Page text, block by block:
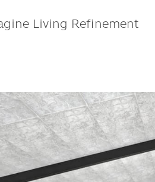
Living Refinement
วน ‘นัก
ร่วม